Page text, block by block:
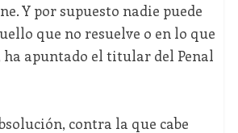
Y por supuesto nadie puede
que no resuelve o en lo que
ha apuntado el titular del Penal
contra la que cabe